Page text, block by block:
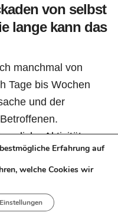
von selbst
lange kann das
manchmal von
Tage bis Wochen
und der
Aktivität
wieder zu
Erfahrung auf
welche Cookies wir
Einstellungen